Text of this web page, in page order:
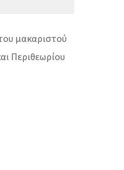
μακαριστού
Περιθεωρίου